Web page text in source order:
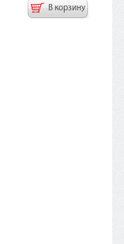
В корзину